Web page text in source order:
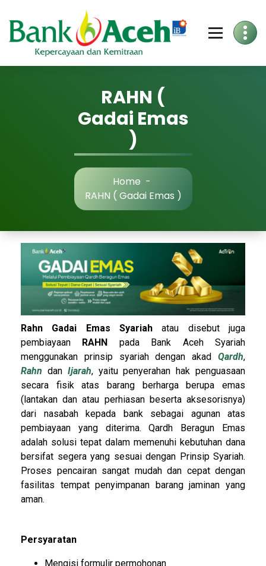
RAHN (
Gadai Emas
)
Home -
RAHN ( Gadai Emas )
Rahn Gadai Emas Syariah atau disebut juga
pembiayaan RAHN pada Bank Aceh Syariah
menggunakan prinsip syariah dengan akad Qardh,
Rahn dan Ijarah, yaitu penyerahan hak penguasaan
secara fisik atas barang berharga berupa emas
(lantakan dan atau perhiasan beserta aksesorisnya)
dari nasabah kepada bank sebagai agunan atas
pembiayaan yang diterima. Qardh Beragun Emas
adalah solusi tepat dalam memenuhi kebutuhan dana
bersifat segera yang sesuai dengan Prinsip Syariah.
Proses pencairan sangat mudah dan cepat dengan
fasilitas tempat penyimpanan barang jaminan yang
aman.
Persyaratan
Mengisi formulir permohonan